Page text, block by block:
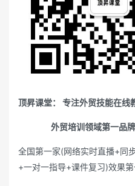
顶昇课堂： 专注外贸技能在线
外贸培训领域第一品
全国第一家(网络实时直播+同
+一对一指导+课件复习)效果